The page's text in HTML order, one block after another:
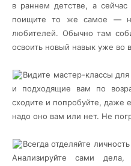
в раннем детстве, а
поищите то же самое —
любителей. Обычно там
освоить новый навык уже во
Видите мастер-классы
и подходящие вам по
сходите и попробуйте, даже
надо оно вам или нет. Не
Всегда отделяйте
Анализируйте сами